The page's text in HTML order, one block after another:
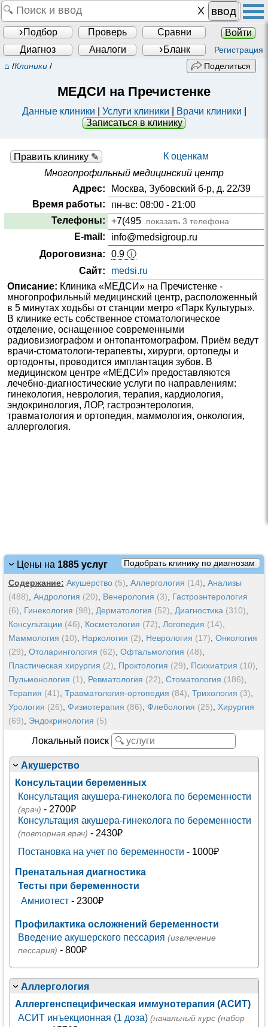
ввод
Подбор Проверь Сравни
Войти
Диагноз
Аналоги Бланк Регистрация
⌂ /Клиники / Поделиться
МЕДСИ на Пречистенке
Данные клиники Услуги клиники Врачи клиники
Записаться в клинику
Править клинику ✎
К оценкам
Многопрофильный медицинский центр
Адрес:
Москва, Зубовский б-р, д. 22/39
Время работы:
пн-вс: 08:00 - 21:00
Телефоны:
+7(495..показать 3 телефона
E-mail:
info@medsigroup.ru
Дороговизна:
0.9 ⓘ
Сайт:
medsi.ru
Описание: Клиника «МЕДСИ» на Пречистенке -
многопрофильный медицинский центр, расположенный
в 5 минутах ходьбы от станции метро «Парк Культуры».
В клинике есть собственное стоматологическое
отделение, оснащенное современными
радиовизиографом и онтопантомографом. Приём ведут
врачи-стоматологи-терапевты, хирурги, ортопеды и
ортодонты, проводится имплантация зубов. В
медицинском центре «МЕДСИ» предоставляются
лечебно-диагностические услуги по направлениям:
гинекология, неврология, терапия, кардиология,
эндокринология, ЛОР, гастроэнтерология,
травматология и ортопедия, маммология, онкология,
аллергология.
Цены на 1885 услуг Подобрать клинику по диагнозам
Содержание: Акушерство (5) Аллергология (14) Анализы
(488) Андрология (20) Венерология (3)
Гастроэнтерология
(6)
Гинекология (98) Дерматология (52) Диагностика (310)
Консультации (46) Косметология (72) Логопедия (14)
Маммология (10) Наркология (2) Неврология (17) Онкология
(29) Отоларингология (62) Офтальмология (48)
Пластическая хирургия (2) Проктология (29) Психиатрия (10)
Пульмонология (1) Ревматология (22) Стоматология (186)
Терапия (41) Травматология-ортопедия (84) Трихология (3)
Урология (26) Физиотерапия (86) Флебология (25)
Хирургия
(69)
Эндокринология (5)
Локальный поиск
Акушерство
Консультации беременных
Консультация акушера-гинеколога по беременности
(врач) - 2700₽
Консультация акушера-гинеколога по беременности
(повторная врач) - 2430₽
Постановка на учет по беременности - 1000₽
Пренатальная диагностика
Тесты при беременности
Амниотест- 2300₽
Профилактика осложнений беременности
Введение акушерского пессария (извлечение
пессария) - 800₽
Аллергология
Аллергенспецифическая иммунотерапия (АСИТ)
АСИТ инъекционная (1 доза) (начальный курс (набор